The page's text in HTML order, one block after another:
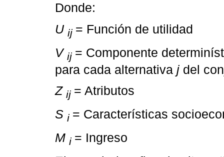
Donde:
U ij = Función de utilidad
V ij = Componente
para cada alternativa j del
Z ij = Atributos
S i = Características
M i = Ingreso